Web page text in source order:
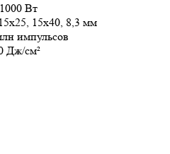
Вт
15х40, 8,3 мм
импульсов
Дж/см²